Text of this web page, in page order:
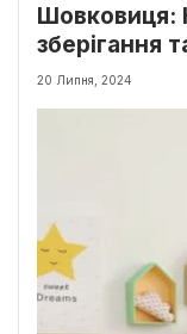
Шовковиця:
зберігання
20 Липня, 2024